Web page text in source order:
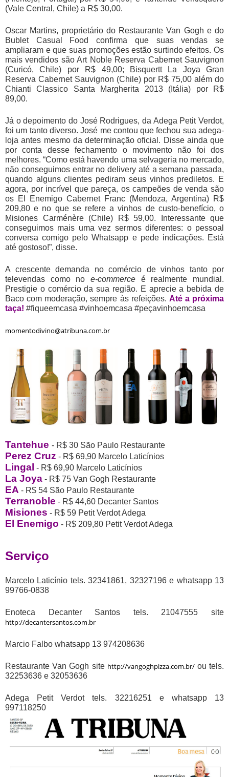
(Vale Central, Chile) a R$ 30,00.
Oscar Martins, proprietário do Restaurante Van Gogh e do
Bublet Casual Food confirma que suas vendas se
ampliaram e que suas promoções estão surtindo efeitos. Os
mais vendidos são Art Noble Reserva Cabernet Sauvignon
(Curicó, Chile) por R$ 49,00; Bisquertt La Joya Gran
Reserva Cabernet Sauvignon (Chile) por R$ 75,00 além do
Chianti Classico Santa Margherita 2013 (Itália) por R$
89,00.
Já o depoimento do José Rodrigues, da Adega Petit Verdot,
foi um tanto diverso. José me contou que fechou sua adega-
loja antes mesmo da determinação oficial. Disse ainda que
por conta desse fechamento o movimento não foi dos
melhores. “Como está havendo uma selvageria no mercado,
não conseguimos entrar no delivery até a semana passada,
quando alguns clientes pediram seus vinhos prediletos. E
agora, por incrível que pareça, os campeões de venda são
os El Enemigo Cabernet Franc (Mendoza, Argentina) R$
209,80 e no que se refere a vinhos de custo-benefício, o
Misiones Carménère (Chile) R$ 59,00. Interessante que
conseguimos mais uma vez sermos diferentes: o pessoal
conversa comigo pelo Whatsapp e pede indicações. Está
até gostoso!”, disse.
A crescente demanda no comércio de vinhos tanto por
televendas como no e-commerce é realmente mundial.
Prestigie o comércio da sua região. E aprecie a bebida de
Baco com moderação, sempre às refeições. Até a próxima
taça! #fiqueemcasa #vinhoemcasa #peçavinhoemcasa
momentodivino@atribuna.com.br
Tantehue - R$ 30 São Paulo Restaurante
Perez Cruz - R$ 69,90 Marcelo Laticínios
Lingal - R$ 69,90 Marcelo Laticínios
La Joya - R$ 75 Van Gogh Restaurante
EA - R$ 54 São Paulo Restaurante
Terranoble - R$ 44,60 Decanter Santos
Misiones - R$ 59 Petit Verdot Adega
El Enemigo - R$ 209,80 Petit Verdot Adega
Serviço
Marcelo Laticínio tels. 32341861, 32327196 e whatsapp 13
99766-0838
Enoteca Decanter Santos tels. 21047555 site
http://decantersantos.com.br
Marcio Falbo whatsapp 13 974208636
Restaurante Van Gogh site http://vangoghpizza.com.br/ou tels.
32253636 e 32053636
Adega Petit Verdot tels. 32216251 e whatsapp 13
997118250